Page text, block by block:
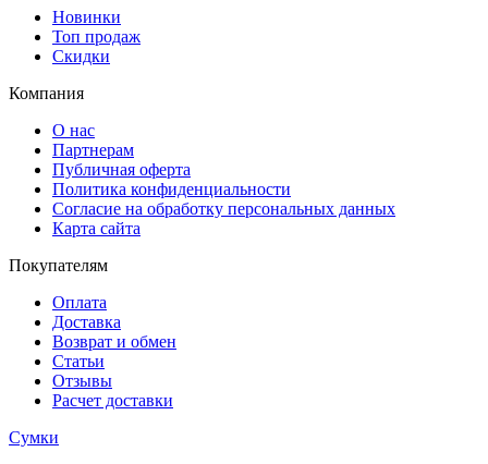
Новинки
Топ продаж
Скидки
Компания
О нас
Партнерам
Публичная оферта
Политика конфиденциальности
Согласие на обработку персональных данных
Карта сайта
Покупателям
Оплата
Доставка
Возврат и обмен
Статьи
Отзывы
Расчет доставки
Сумки